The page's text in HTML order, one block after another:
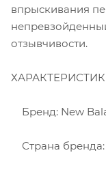
впрыскивания
отзывчивости.
Бренд: New
Страна